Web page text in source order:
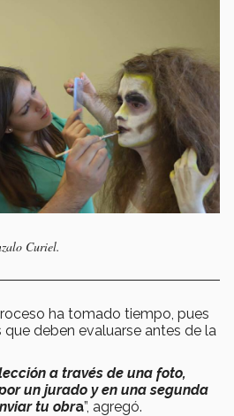
Curiel.
ha tomado tiempo, pues
deben evaluarse antes de la
a través de una foto,
un jurado y en una segunda
tu obra”, agregó.